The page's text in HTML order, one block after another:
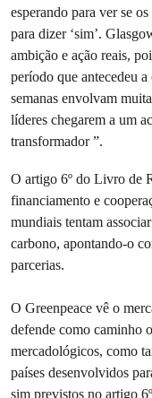
esperando para ver se
para dizer ‘sim’.
ambição e ação reais,
período que antecedeu
semanas envolvam
líderes chegarem a um
transformador ”.
O artigo 6º do Livro de
financiamento e
mundiais tentam
carbono, apontando-o
parcerias.
O Greenpeace vê o
defende como caminho
mercadológicos, como
países desenvolvidos
sim previstos no artigo